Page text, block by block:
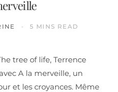
5 MINS READ
tree of life, Terrence
A la merveille, un
et les croyances. Même